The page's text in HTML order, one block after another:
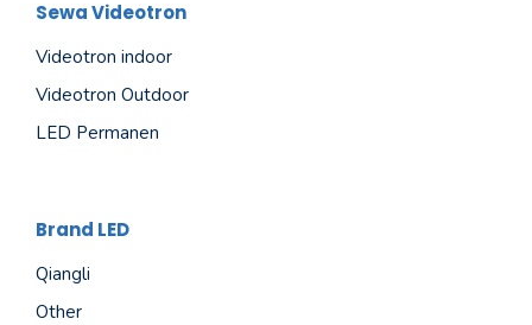
Sewa Videotron
Videotron indoor
Videotron Outdoor
LED Permanen
Brand LED
Qiangli
Other